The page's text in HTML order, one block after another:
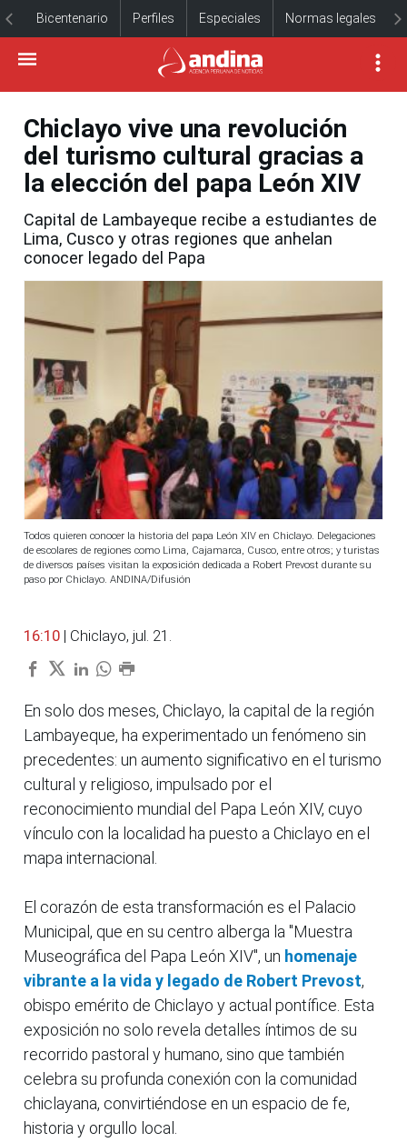
Bicentenario Perfiles Especiales Normas legales
Chiclayo vive una revolución
del turismo cultural gracias a
la elección del papa León XIV
Capital de Lambayeque recibe a estudiantes de
Lima, Cusco y otras regiones que anhelan
conocer legado del Papa
Todos quieren conocer la historia del papa León XIV en Chiclayo. Delegaciones
de escolares de regiones como Lima, Cajamarca, Cusco, entre otros; y turistas
de diversos países visitan la exposición dedicada a Robert Prevost durante su
paso por Chiclayo. ANDINA/Difusión
16:10 | Chiclayo, jul. 21.
En solo dos meses, Chiclayo, la capital de la región
Lambayeque, ha experimentado un fenómeno sin
precedentes: un aumento significativo en el turismo
cultural y religioso, impulsado por el
reconocimiento mundial del Papa León XIV, cuyo
vínculo con la localidad ha puesto a Chiclayo en el
mapa internacional.
El corazón de esta transformación es el Palacio
Municipal, que en su centro alberga la "Muestra
Museográfica del Papa León XIV", un homenaje
vibrante a la vida y legado de Robert Prevost,
obispo emérito de Chiclayo y actual pontífice. Esta
exposición no solo revela detalles íntimos de su
recorrido pastoral y humano, sino que también
celebra su profunda conexión con la comunidad
chiclayana, convirtiéndose en un espacio de fe,
historia y orgullo local.